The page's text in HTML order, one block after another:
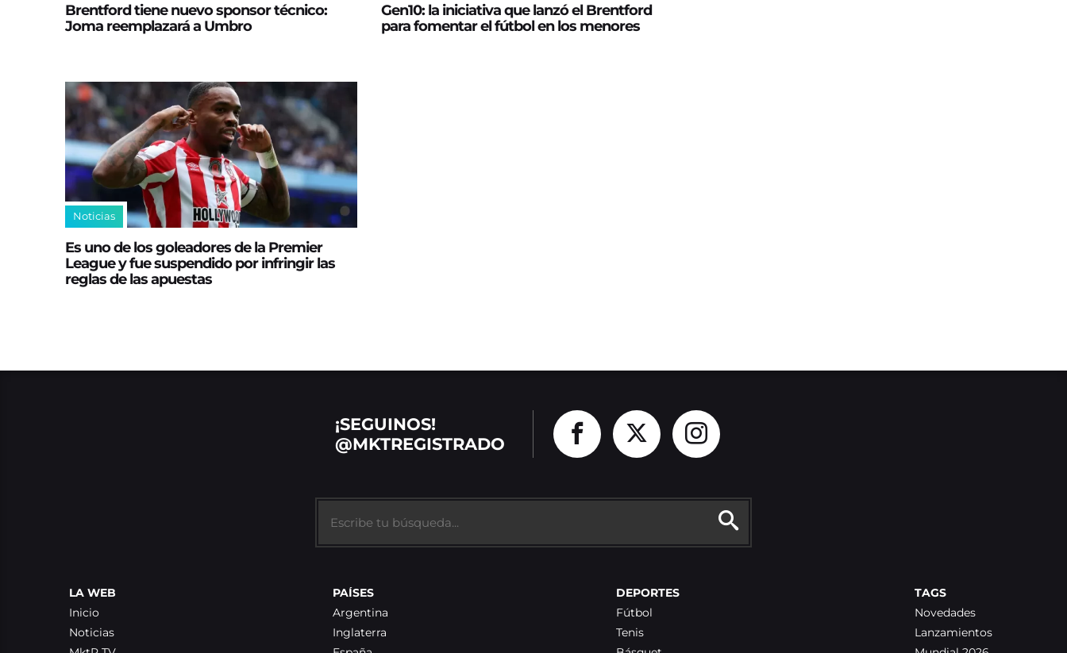
Brentford tiene nuevo sponsor técnico:
Joma reemplazará a Umbro
Gen10: la iniciativa que lanzó el Brentford
para fomentar el fútbol en los menores
Noticias
Es uno de los goleadores de la Premier
League y fue suspendido por infringir las
reglas de las apuestas
¡SEGUINOS!
@MKTREGISTRADO
LA WEB
Inicio
Noticias
PAÍSES
Argentina
Inglaterra
DEPORTES
Fútbol
Tenis
TAGS
Novedades
Lanzamientos